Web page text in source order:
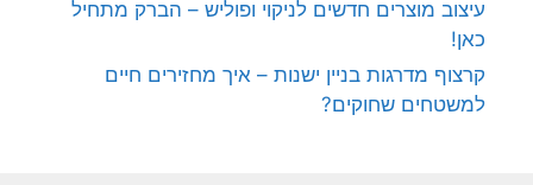
עיצוב מוצרים חדשים לניקוי ופוליש – הברק מתחיל
כאן!
קרצוף מדרגות בניין ישנות – איך מחזירים חיים
למשטחים שחוקים?